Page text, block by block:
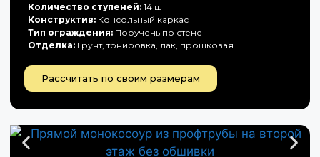
Количество ступеней: 14 шт
Конструктив: Консольный каркас
Тип ограждения: Поручень по стене
Отделка: Грунт, тонировка, лак, прошковая
Рассчитать по своим размерам